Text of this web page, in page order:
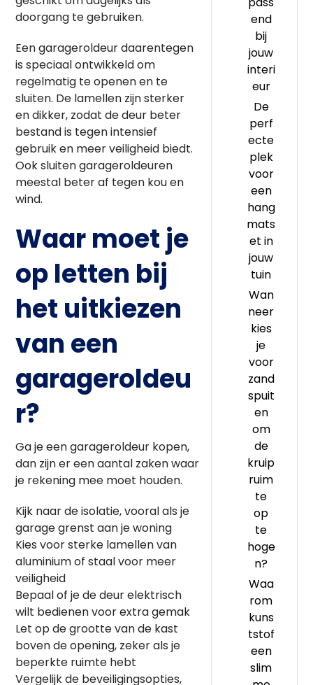
doorgang te gebruiken.
Een garageroldeur daarentegen
is speciaal ontwikkeld om
regelmatig te openen en te
sluiten. De lamellen zijn sterker
en dikker, zodat de deur beter
bestand is tegen intensief
gebruik en meer veiligheid biedt.
Ook sluiten garageroldeuren
meestal beter af tegen kou en
wind.
Waar moet je
op letten bij
het uitkiezen
van een
garageroldeu
r?
Ga je een garageroldeur kopen,
dan zijn er een aantal zaken waar
je rekening mee moet houden.
Kijk naar de isolatie, vooral als je
garage grenst aan je woning
Kies voor sterke lamellen van
aluminium of staal voor meer
veiligheid
Bepaal of je de deur elektrisch
wilt bedienen voor extra gemak
Let op de grootte van de kast
boven de opening, zeker als je
beperkte ruimte hebt
Vergelijk de beveiligingsopties,
end
bij
jouw
interi
eur
De
perf
ecte
plek
voor
een
hang
mats
et in
jouw
tuin
Wan
neer
kies
je
voor
zand
spuit
en
om
de
kruip
ruim
te
op
te
hoge
n?
Waa
rom
kuns
tstof
een
slim